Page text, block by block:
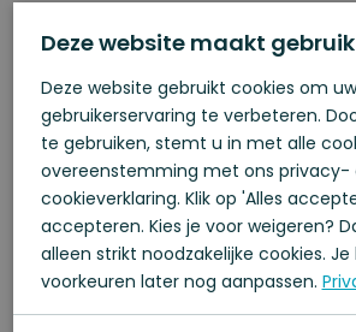
Bedrijfsunit 09
€ 225.000 v.o.n.,
176 m²
Deze website maakt
Deze website gebruikt cookies om uw
gebruikerservaring te verbeteren.
te gebruiken, stemt u in met alle
overeenstemming met ons privacy-
cookieverklaring. Klik op 'Alles
accepteren. Kies je voor weigeren?
alleen strikt noodzakelijke cookies. Je
voorkeuren later nog aanpassen.